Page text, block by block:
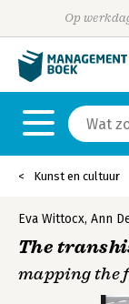
Op
Kunst en cultuur
Eva Wittocx, Ann
The
mapping the